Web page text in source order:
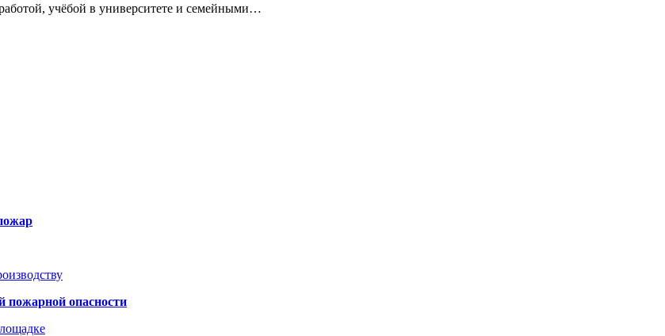
учёбой в университете и семейными…
пожарной опасности